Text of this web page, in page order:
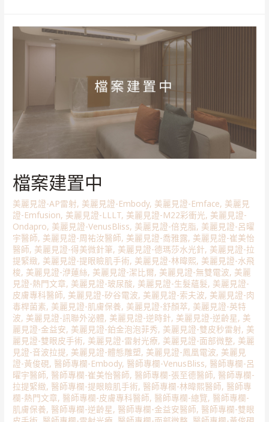
檔案建置中
美麗見證-AP雷射, 美麗見證-Embody, 美麗見證-Emface, 美麗見
證-Emfusion, 美麗見證-LLLT, 美麗見證-M22彩衝光, 美麗見證-
Ondapro, 美麗見證-VenusBliss, 美麗見證-倍克脂, 美麗見證-呂曜
宇醫師, 美麗見證-周祐汝醫師, 美麗見證-喬雅露, 美麗見證-崔美怡
醫師, 美麗見證-得美微針筆, 美麗見證-德瑪莎水光針, 美麗見證-拉
提緊緻, 美麗見證-提眼瞼肌手術, 美麗見證-林暐熙, 美麗見證-水飛
梭, 美麗見證-洢蓮絲, 美麗見證-潔比爾, 美麗見證-無雙電波, 美麗
見證-熱門文章, 美麗見證-玻尿酸, 美麗見證-生髮蘊髮, 美麗見證-
皮膚專科醫師, 美麗見證-矽谷電波, 美麗見證-索夫波, 美麗見證-肉
毒桿菌素, 美麗見證-肌膚保養, 美麗見證-舒顏萃, 美麗見證-英特
波, 美麗見證-訊聯外泌體, 美麗見證-逆時針, 美麗見證-逆齡星, 美
麗見證-金益安, 美麗見證-鉑金泡泡菲秀, 美麗見證-雙皮秒雷射, 美
麗見證-雙眼皮手術, 美麗見證-雷射光療, 美麗見證-面部微整, 美麗
見證-音波拉提, 美麗見證-體態雕塑, 美麗見證-鳳凰電波, 美麗見
證-黃俊硯, 醫師專欄-Embody, 醫師專欄-VenusBliss, 醫師專欄-呂
曜宇醫師, 醫師專欄-崔美怡醫師, 醫師專欄-張至德醫師, 醫師專欄-
拉提緊緻, 醫師專欄-提眼瞼肌手術, 醫師專欄-林暐熙醫師, 醫師專
欄-熱門文章, 醫師專欄-皮膚專科醫師, 醫師專欄-總覽, 醫師專欄-
肌膚保養, 醫師專欄-逆齡星, 醫師專欄-金益安醫師, 醫師專欄-雙眼